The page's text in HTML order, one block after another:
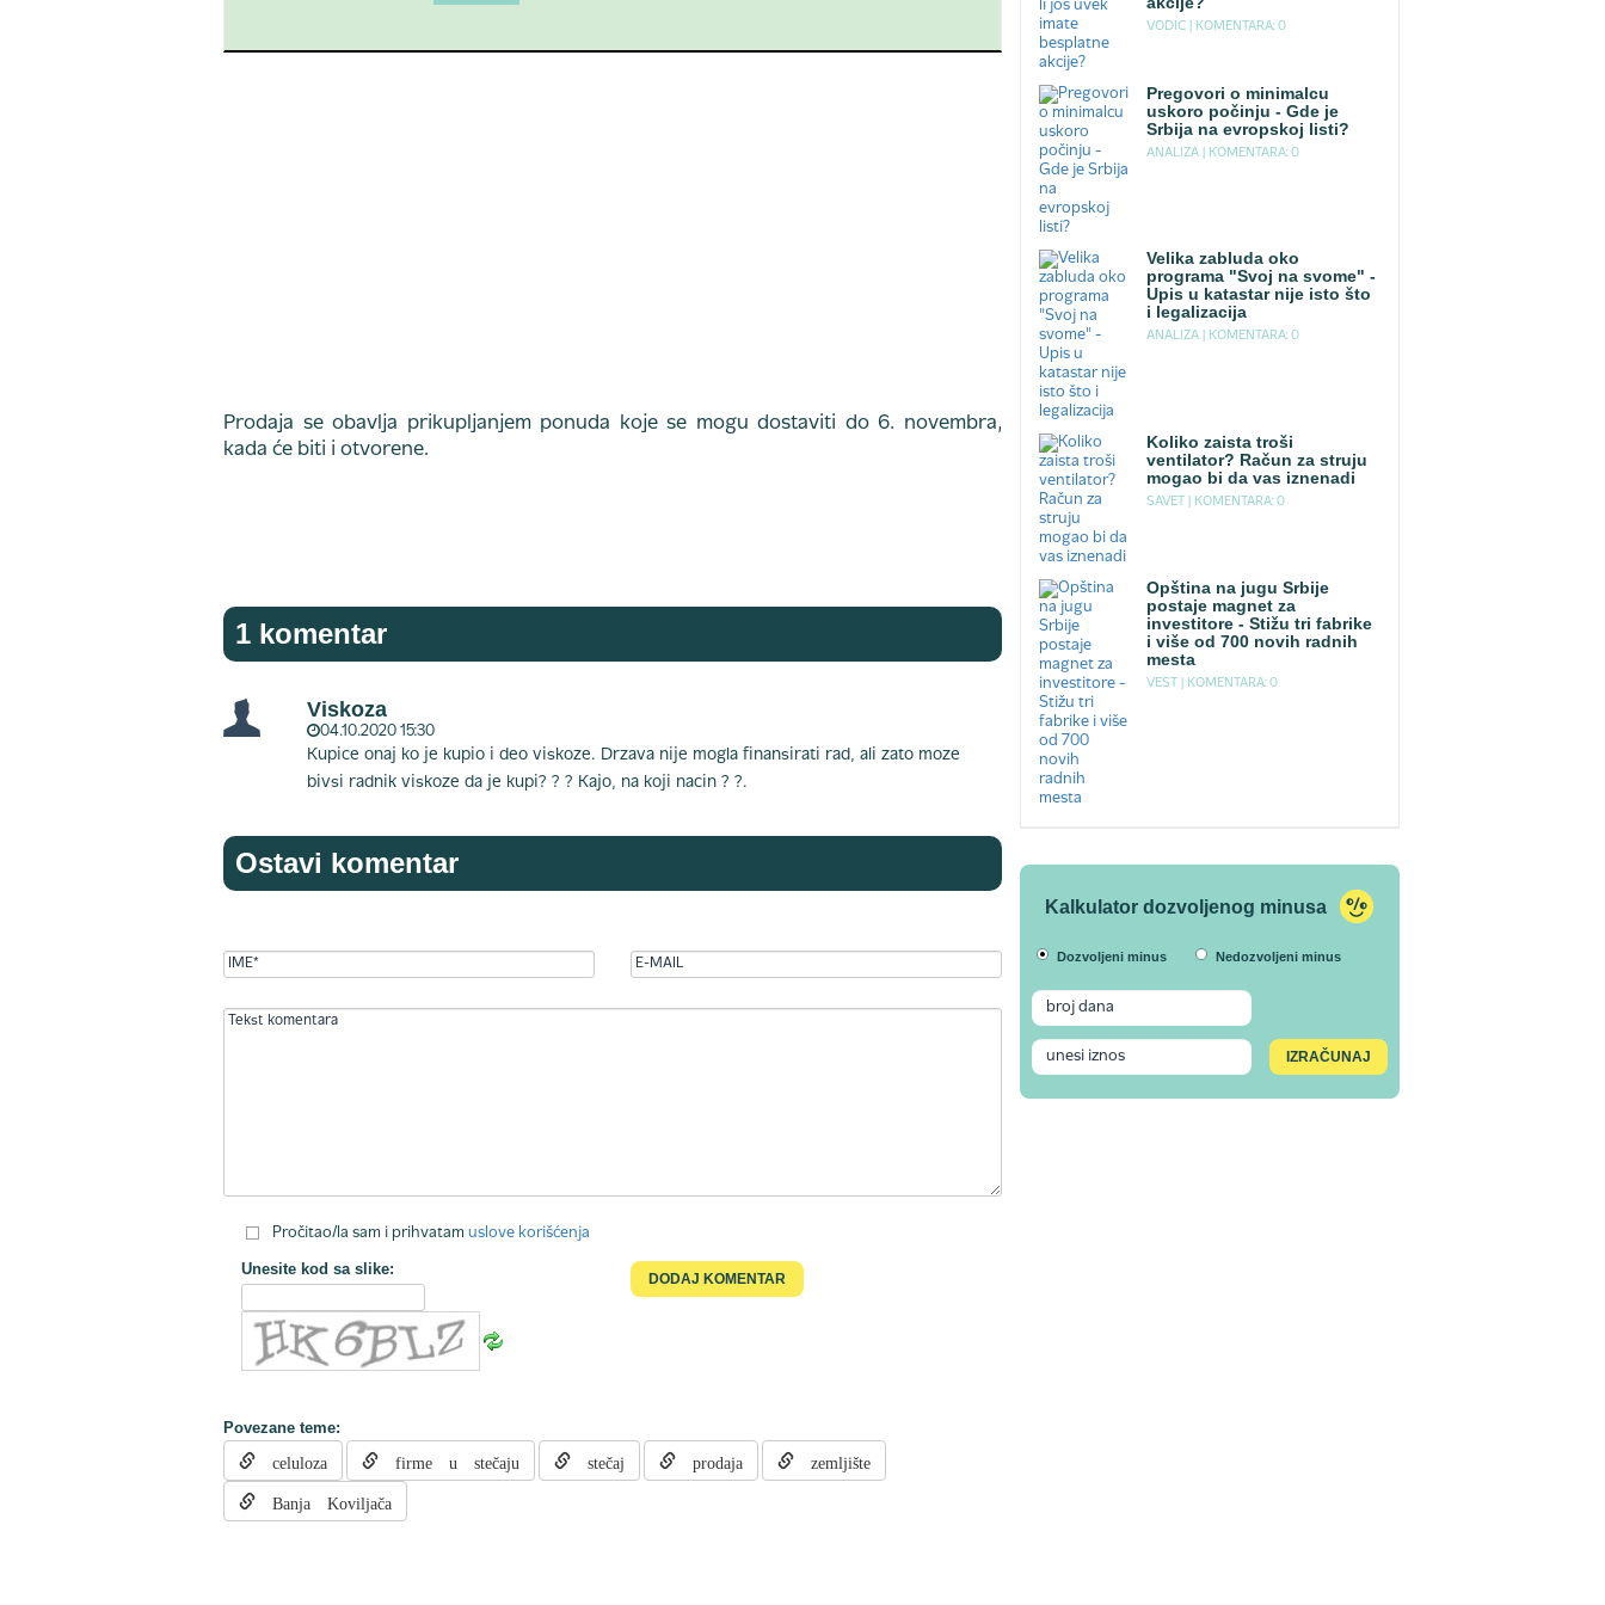
Prodaja se obavlja prikupljanjem ponuda koje se mogu dostaviti do 6. novembra,
kada će biti i otvorene.
1 komentar
Viskoza
04.10.2020 15:30
Kupice onaj ko je kupio i deo viskoze. Drzava nije mogla finansirati rad, ali zato moze
bivsi radnik viskoze da je kupi? ? ? Kajo, na koji nacin ? ?.
Ostavi komentar
Pročitao/la sam i prihvatam uslove korišćenja
Unesite kod sa slike:
Povezane teme:
celuloza firme u stečaju stečaj prodaja zemljište
Banja Koviljača
VODIC | KOMENTARA: 0
Pregovori o minimalcu
uskoro počinju - Gde je
Srbija na evropskoj listi?
ANALIZA | KOMENTARA: 0
Velika zabluda oko
programa "Svoj na svome" -
Upis u katastar nije isto što
i legalizacija
ANALIZA | KOMENTARA: 0
Koliko zaista troši
ventilator? Račun za struju
mogao bi da vas iznenadi
SAVET | KOMENTARA: 0
Opština na jugu Srbije
postaje magnet za
investitore - Stižu tri fabrike
i više od 700 novih radnih
mesta
VEST | KOMENTARA: 0
Kalkulator dozvoljenog minusa
Dozvoljeni minus Nedozvoljeni minus